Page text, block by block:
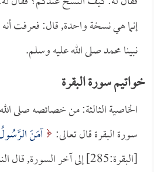
إنما هي نسخة واحدة, قال: فعرفت
نبينا محمد صلى الله عليه وسلم.
خواتيم سورة البقرة
الخاصية الثالثة: من خصائصه صلى
سورة البقرة قال تعالى: آمَنَ
[البقرة:285] إلى آخر